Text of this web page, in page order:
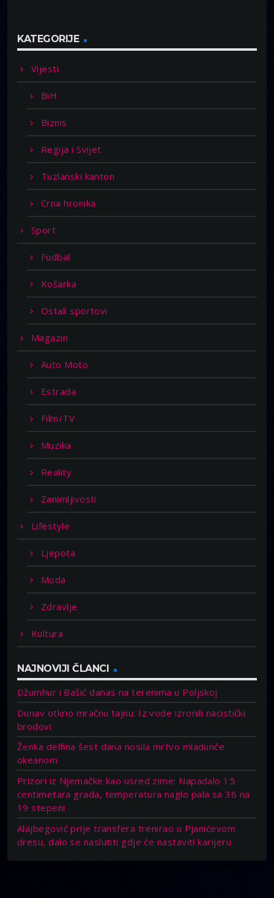
KATEGORIJE
Vijesti
BiH
Biznis
Regija i Svijet
Tuzlanski kanton
Crna hronika
Sport
Fudbal
Košarka
Ostali sportovi
Magazin
Auto Moto
Estrada
Film/TV
Muzika
Reality
Zanimljivosti
Lifestyle
Ljepota
Moda
Zdravlje
Kultura
NAJNOVIJI ČLANCI
Džumhur i Bašić danas na terenima u Poljskoj
Dunav otkrio mračnu tajnu: Iz vode izronili nacistički
brodovi
Ženka delfina šest dana nosila mrtvo mladunče
okeanom
Prizori iz Njemačke kao usred zime: Napadalo 15
centimetara grada, temperatura naglo pala sa 36 na
19 stepeni
Alajbegović prije transfera trenirao u Pjanićevom
dresu, dalo se naslutiti gdje će nastaviti karijeru